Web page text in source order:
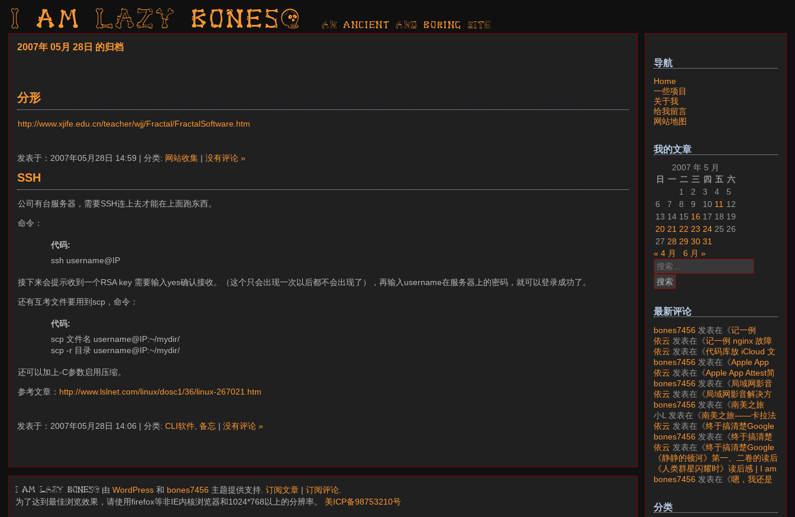
I am LAZY bones? AN ancient AND boring SITE
2007年 05月 28日 的归档
分形
http://www.xjife.edu.cn/teacher/wjj/Fractal/FractalSoftware.htm
发表于：2007年05月28日 14:59 | 分类: 网站收集 | 没有评论 »
SSH
公司有台服务器，需要SSH连上去才能在上面跑东西。
命令：
代码:
ssh username@IP
接下来会提示收到一个RSA key 需要输入yes确认接收。（这个只会出现一次以后都不会出现了），再输入username在服务器上的密码，就可以登录成功了。
还有互考文件要用到scp，命令：
代码:
scp 文件名 username@IP:~/mydir/
scp -r 目录 username@IP:~/mydir/
还可以加上-C参数启用压缩。
参考文章： http://www.lslnet.com/linux/dosc1/36/linux-267021.htm
发表于：2007年05月28日 14:06 | 分类: CLI软件 备忘 | 没有评论 »
I am LAZY bones? 由WordPress 和 bones7456 主题提供支持.订阅文章 |订阅评论
为了达到最佳浏览效果，请使用firefox等非IE内核浏览器和1024*768以上的分辨率。 美ICP备98753210号
导航
Home
一些项目
关于我
给我留言
网站地图
我的文章
2007 年 5 月
日 一 二 三 四 五 六
1
2 3 4
5
6
7 8 9 10 11 12
13 14 15 16 17 18 19
20 21 22 23 24 25 26
27 28 29 30 31
« 4 月
6 月 »
搜
索：
最新评论
bones7456 发表在《记一例
nginx 故障分析》
依云 发表在《记一例 nginx 故障
分析 》
依云 发表在《代码库放 iCloud 文
件夹会怎样？》
bones7456 发表在《Apple App
Attest简介》
依云 发表在《Apple App Attest简
介》
bones7456 发表在《局域网影音
解决方案——Jellyfin》
依云 发表在《局域网影音解决方
案——Jellyfin》
bones7456 发表在《南美之旅
——卡拉法特看莫雷诺大冰川》
小L 发表在《南美之旅——卡拉法
特看莫雷诺大冰川》
依云 发表在《终于搞清楚Google
账号的所属国家的逻辑了》
bones7456 发表在《终于搞清楚
Google账号的所属国家的逻辑
了》
依云 发表在《终于搞清楚Google
账号的所属国家的逻辑了》
《静静的顿河》第一、二卷的读后
感 | I am LAZY bones?发表在
《《人类群星闪耀时》读后感》
《人类群星闪耀时》读后感 | I am
LAZY bones?发表在《
《显微镜
bones7456 发表在《嗯，我还是
分类